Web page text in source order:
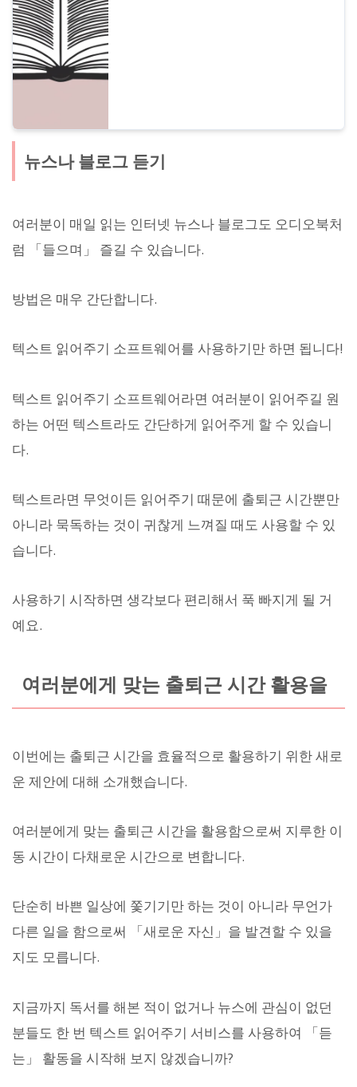
뉴스나 블로그 듣기
여러분이 매일 읽는 인터넷 뉴스나 블로그도 오디오북처
럼 「들으며」 즐길 수 있습니다.
방법은 매우 간단합니다.
텍스트 읽어주기 소프트웨어를 사용하기만 하면 됩니다!
텍스트 읽어주기 소프트웨어라면 여러분이 읽어주길 원
하는 어떤 텍스트라도 간단하게 읽어주게 할 수 있습니
다.
텍스트라면 무엇이든 읽어주기 때문에 출퇴근 시간뿐만
아니라 묵독하는 것이 귀찮게 느껴질 때도 사용할 수 있
습니다.
사용하기 시작하면 생각보다 편리해서 푹 빠지게 될 거
예요.
여러분에게 맞는 출퇴근 시간 활용을
이번에는 출퇴근 시간을 효율적으로 활용하기 위한 새로
운 제안에 대해 소개했습니다.
여러분에게 맞는 출퇴근 시간을 활용함으로써 지루한 이
동 시간이 다채로운 시간으로 변합니다.
단순히 바쁜 일상에 쫓기기만 하는 것이 아니라 무언가
다른 일을 함으로써 「새로운 자신」을 발견할 수 있을
지도 모릅니다.
지금까지 독서를 해본 적이 없거나 뉴스에 관심이 없던
분들도 한 번 텍스트 읽어주기 서비스를 사용하여 「듣
는」 활동을 시작해 보지 않겠습니까?